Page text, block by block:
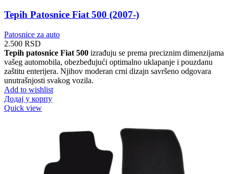
Tepih Patosnice Fiat 500 (2007-)
Patosnice za auto
2.500 RSD
Tepih patosnice Fiat 500 izrađuju se prema preciznim dimenzijama
vašeg automobila, obezbeđujući optimalno uklapanje i pouzdanu
zaštitu enterijera. Njihov moderan crni dizajn savršeno odgovara
unutrašnjosti svakog vozila.
Add to wishlist
Додај у корпу
Quick view